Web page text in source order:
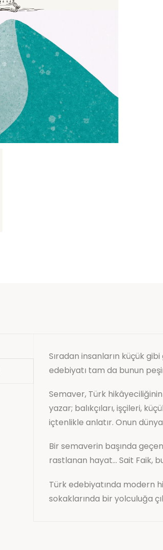
Sıradan insanların küçük
edebiyatı tam da bunun
Semaver, Türk hikâyeciliğinin
yazar; balıkçıları, işçileri,
içtenlikle anlatır. Onun
Bir semaverin başında
rastlanan hayat… Sait Faik, bu
Türk edebiyatında modern
sokaklarında bir yolculuğa